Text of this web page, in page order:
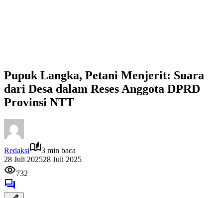
Pupuk Langka, Petani Menjerit: Suara
dari Desa dalam Reses Anggota DPRD
Provinsi NTT
Redaksi
3 min baca
28 Juli 202528 Juli 2025
732